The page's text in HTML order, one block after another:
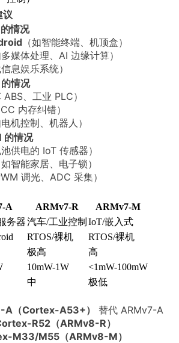
议
情况
（如智能终端、机顶盒）
多媒体处理、AI 边缘计算）
信息娱乐系统）
情况
ABS、工业 PLC）
内存纠错）
电机控制、机器人）
情况
池供电的 IoT 传感器）
智能家居、电子锁）
调光、ADC 采集）
A ARMv7-R
ARMv7-M
务器汽车/工业控制 IoT/嵌入式
RTOS/裸机
RTOS/裸机
极高
高
10mW-1W
<1mW-100mW
中 极低
A（Cortex-A53+）
替代 ARMv7-A
R52（ARMv8-R）
M33/M55（ARMv8-M）